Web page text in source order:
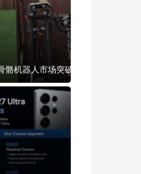
骼机器人市场突破16亿